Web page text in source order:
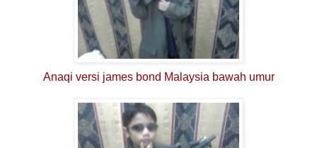
Anaqi versi james bond Malaysia bawah umur